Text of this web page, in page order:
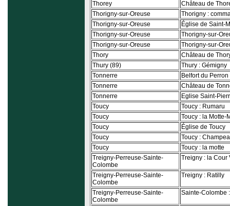
Thorey
Château de
Thorigny-sur-Oreuse
Thorigny :
Thorigny-sur-Oreuse
Église de Saint-
Thorigny-sur-Oreuse
Thorigny-sur-
Thorigny-sur-Oreuse
Thorigny-sur-
Thory
Château de
Thury (89)
Thury : Gémigny
Tonnerre
Belfort du Perron
Tonnerre
Château de
Tonnerre
Eglise Saint-
Toucy
Toucy : Rumaru
Toucy
Toucy : la Motte-
Toucy
Église de Toucy
Toucy
Toucy :
Toucy
Toucy : la motte
Treigny-Perreuse-Sainte-
Colombe
Treigny : la Cour
Treigny-Perreuse-Sainte-
Colombe
Treigny : Ratilly
Treigny-Perreuse-Sainte-
Colombe
Sainte-Colombe